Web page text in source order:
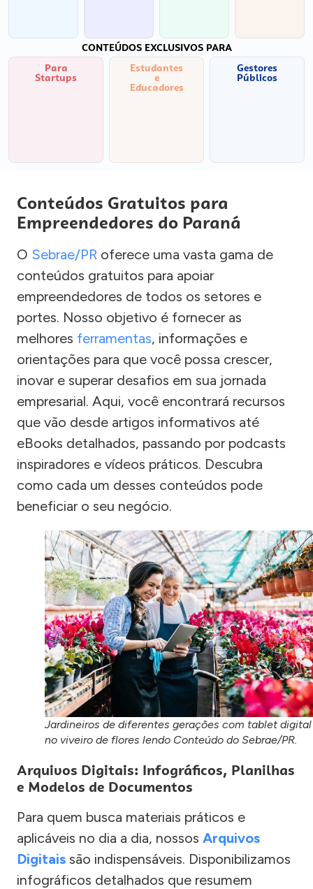
CONTEÚDOS EXCLUSIVOS PARA
Para
Startups
Estudantes
e
Educadores
Gestores
Públicos
Conteúdos Gratuitos para
Empreendedores do Paraná
O Sebrae/PR oferece uma vasta gama de
conteúdos gratuitos para apoiar
empreendedores de todos os setores e
portes. Nosso objetivo é fornecer as
melhores ferramentas, informações e
orientações para que você possa crescer,
inovar e superar desafios em sua jornada
empresarial. Aqui, você encontrará recursos
que vão desde artigos informativos até
eBooks detalhados, passando por podcasts
inspiradores e vídeos práticos. Descubra
como cada um desses conteúdos pode
beneficiar o seu negócio.
Jardineiros de diferentes gerações com tablet digital
no viveiro de flores lendo Conteúdo do Sebrae/PR.
Arquivos Digitais: Infográficos, Planilhas
e Modelos de Documentos
Para quem busca materiais práticos e
aplicáveis no dia a dia, nossos Arquivos
Digitais são indispensáveis. Disponibilizamos
infográficos detalhados que resumem